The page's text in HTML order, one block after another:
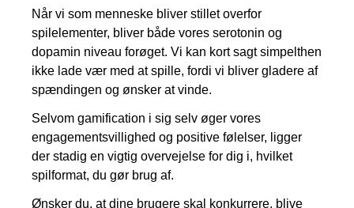
Når vi som menneske bliver stillet overfor
spilelementer, bliver både vores serotonin og
dopamin niveau forøget. Vi kan kort sagt simpelthen
ikke lade vær med at spille, fordi vi bliver gladere af
spændingen og ønsker at vinde.
Selvom gamification i sig selv øger vores
engagementsvillighed og positive følelser, ligger
der stadig en vigtig overvejelse for dig i, hvilket
spilformat, du gør brug af.
Ønsker du, at dine brugere skal konkurrere, blive